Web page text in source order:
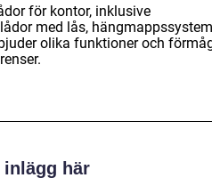
för kontor, inklusive
med lås,
olika funktioner och
inlägg här